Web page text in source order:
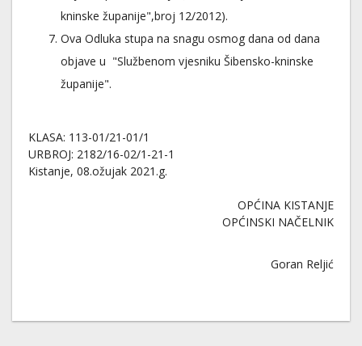
kninske županije",broj 12/2012).
Ova Odluka stupa na snagu osmog dana od dana
objave u "Službenom vjesniku Šibensko-kninske
županije".
KLASA: 113-01/21-01/1
URBROJ: 2182/16-02/1-21-1
Kistanje, 08.ožujak 2021.g.
OPĆINA KISTANJE
OPĆINSKI NAČELNIK
Goran Reljić